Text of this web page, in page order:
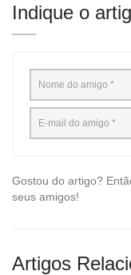
Indique o
Gostou do artigo?
seus amigos!
Artigos